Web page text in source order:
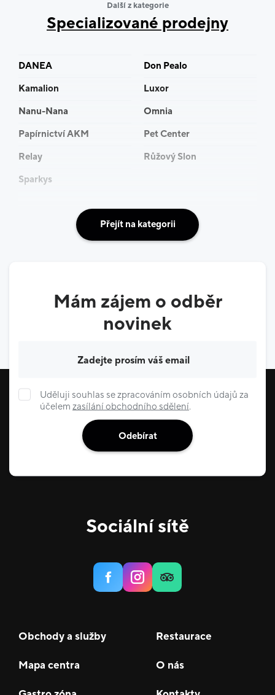
Další z kategorie
Specializované prodejny
DANEA
Don Pealo
Kamalion
Luxor
Nanu-Nana
Omnia
Papírnictví AKM
Pet Center
Relay
Růžový Slon
Sparkys
Přejít na kategorii
Mám zájem o odběr
novinek
Uděluji souhlas se zpracováním osobních údajů za
účelem zasílání obchodního sdělení.
Odebírat
Sociální sítě
Obchody a služby Restaurace
Mapa centra O nás